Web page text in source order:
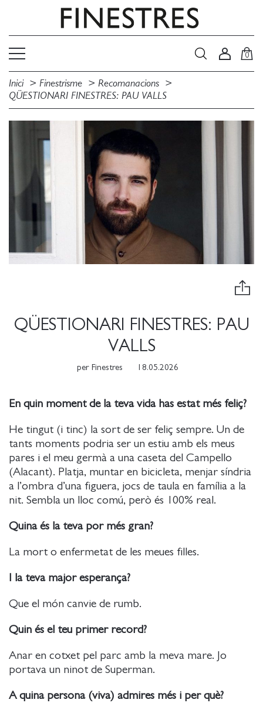
0
Inici Finestrisme
Recomanacions
QÜESTIONARI FINESTRES: PAU VALLS
QÜESTIONARI FINESTRES: PAU
VALLS
per Finestres 18.05.2026
En quin moment de la teva vida has estat més feliç?
He tingut (i tinc) la sort de ser feliç sempre. Un de
tants moments podria ser un estiu amb els meus
pares i el meu germà a una caseta del Campello
(Alacant). Platja, muntar en bicicleta, menjar síndria
a l’ombra d’una figuera, jocs de taula en família a la
nit. Sembla un lloc comú, però és 100% real.
Quina és la teva por més gran?
La mort o enfermetat de les meues filles.
I la teva major esperança?
Que el món canvie de rumb.
Quin és el teu primer record?
Anar en cotxet pel parc amb la meva mare. Jo
portava un ninot de Superman.
A quina persona (viva) admires més i per què?